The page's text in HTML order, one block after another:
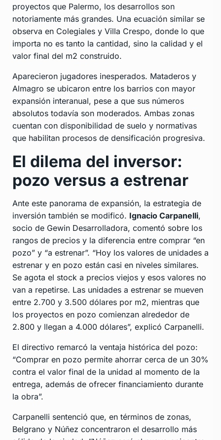
proyectos que Palermo, los desarrollos son
notoriamente más grandes. Una ecuación similar se
observa en Colegiales y Villa Crespo, donde lo que
importa no es tanto la cantidad, sino la calidad y el
valor final del m2 construido.
Aparecieron jugadores inesperados. Mataderos y
Almagro se ubicaron entre los barrios con mayor
expansión interanual, pese a que sus números
absolutos todavía son moderados. Ambas zonas
cuentan con disponibilidad de suelo y normativas
que habilitan procesos de densificación progresiva.
El dilema del inversor:
pozo versus a estrenar
Ante este panorama de expansión, la estrategia de
inversión también se modificó. Ignacio Carpanelli,
socio de Gewin Desarrolladora, comentó sobre los
rangos de precios y la diferencia entre comprar “en
pozo” y “a estrenar”. “Hoy los valores de unidades a
estrenar y en pozo están casi en niveles similares.
Se agota el stock a precios viejos y esos valores no
van a repetirse. Las unidades a estrenar se mueven
entre 2.700 y 3.500 dólares por m2, mientras que
los proyectos en pozo comienzan alrededor de
2.800 y llegan a 4.000 dólares”, explicó Carpanelli.
El directivo remarcó la ventaja histórica del pozo:
“Comprar en pozo permite ahorrar cerca de un 30%
contra el valor final de la unidad al momento de la
entrega, además de ofrecer financiamiento durante
la obra”.
Carpanelli sentenció que, en términos de zonas,
Belgrano y Núñez concentraron el desarrollo más